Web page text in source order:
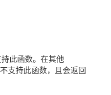
此函数。在其他
支持此函数，且会返回